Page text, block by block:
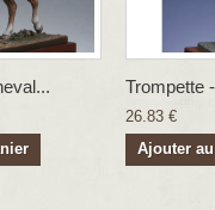
Trompette
26.83 €
Ajouter